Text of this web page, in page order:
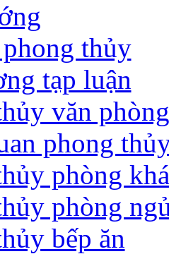
thủy
tạp luận
văn phòng
phong
phòng
phòng
bếp ăn